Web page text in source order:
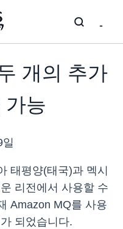
개의 추가
가능
태평양(태국)과 멕시
리전에서 사용할 수
Amazon MQ를 사용
되었습니다.